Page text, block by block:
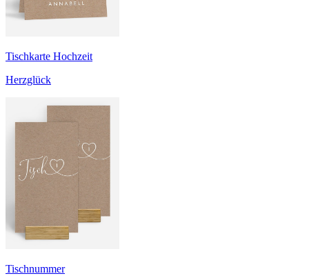
Tischkarte Hochzeit
Herzglück
Tischnummer